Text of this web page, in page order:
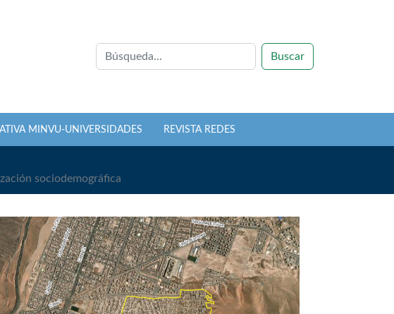
Buscar
MINVU-UNIVERSIDADES REVISTA REDES
sociodemográfica